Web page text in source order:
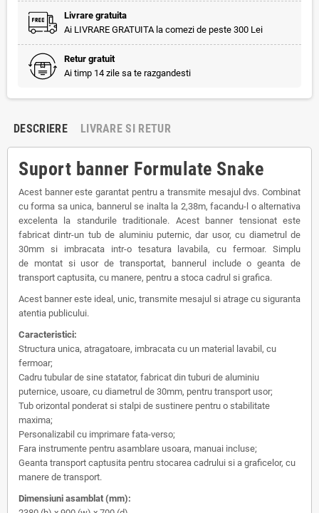
Livrare gratuita
Ai LIVRARE GRATUITA la comezi de peste 300 Lei
Retur gratuit
Ai timp 14 zile sa te razgandesti
DESCRIERE LIVRARE SI RETUR
Suport banner Formulate Snake
Acest banner este garantat pentru a transmite mesajul dvs. Combinat
cu forma sa unica, bannerul se inalta la 2,38m, facandu-l o alternativa
excelenta la standurile traditionale. Acest banner tensionat este
fabricat dintr-un tub de aluminiu puternic, dar usor, cu diametrul de
30mm si imbracata intr-o tesatura lavabila, cu fermoar. Simplu
de montat si usor de transportat, bannerul include o geanta de
transport captusita, cu manere, pentru a stoca cadrul si grafica.
Acest banner este ideal, unic, transmite mesajul si atrage cu siguranta
atentia publicului.
Caracteristici:
Structura unica, atragatoare, imbracata cu un material lavabil, cu
fermoar;
Cadru tubular de sine statator, fabricat din tuburi de aluminiu
puternice, usoare, cu diametrul de 30mm, pentru transport usor;
Tub orizontal ponderat si stalpi de sustinere pentru o stabilitate
maxima;
Personalizabil cu imprimare fata-verso;
Fara instrumente pentru asamblare usoara, manuai incluse;
Geanta transport captusita pentru stocarea cadrului si a graficelor, cu
manere de transport.
Dimensiuni asamblat (mm):